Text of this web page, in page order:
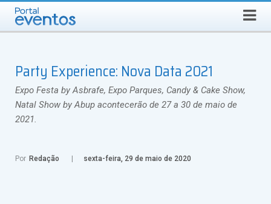
Select Language ▼
Party Experience: Nova Data 2021
Expo Festa by Asbrafe, Expo Parques, Candy & Cake Show,
Natal Show by Abup acontecerão de 27 a 30 de maio de
2021.
Por Redação sexta-feira, 29 de maio de 2020